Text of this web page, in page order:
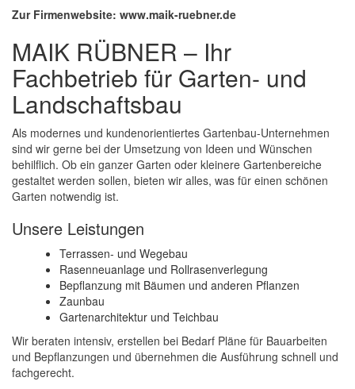
Zur Firmenwebsite: www.maik-ruebner.de
MAIK RÜBNER – Ihr
Fachbetrieb für Garten- und
Landschaftsbau
Als modernes und kundenorientiertes Gartenbau-Unternehmen
sind wir gerne bei der Umsetzung von Ideen und Wünschen
behilflich. Ob ein ganzer Garten oder kleinere Gartenbereiche
gestaltet werden sollen, bieten wir alles, was für einen schönen
Garten notwendig ist.
Unsere Leistungen
Terrassen- und Wegebau
Rasenneuanlage und Rollrasenverlegung
Bepflanzung mit Bäumen und anderen Pflanzen
Zaunbau
Gartenarchitektur und Teichbau
Wir beraten intensiv, erstellen bei Bedarf Pläne für Bauarbeiten
und Bepflanzungen und übernehmen die Ausführung schnell und
fachgerecht.